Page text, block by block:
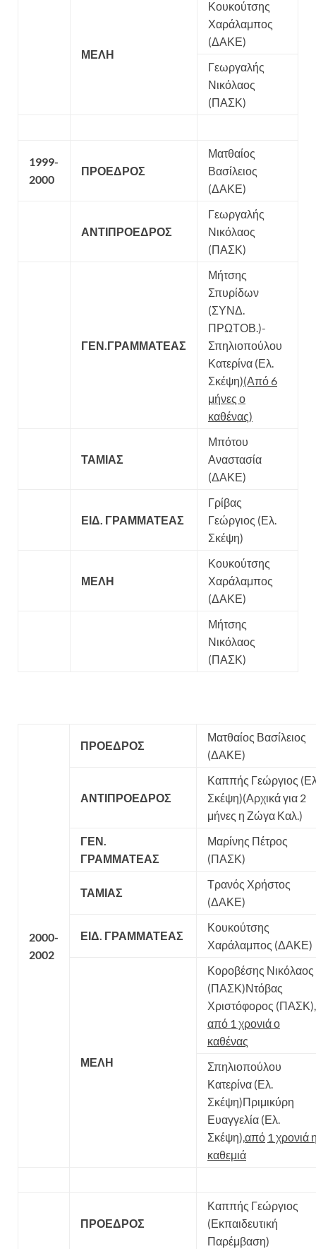
ΜΕΛΗ
Κουκούτσης
Χαράλαμπος
(ΔΑΚΕ)
Γεωργαλής
Νικόλαος
(ΠΑΣΚ)
1999-
2000
ΠΡΟΕΔΡΟΣ
Ματθαίος
Βασίλειος
(ΔΑΚΕ)
ΑΝΤΙΠΡΟΕΔΡΟΣ
Γεωργαλής
Νικόλαος
(ΠΑΣΚ)
ΓΕΝ.ΓΡΑΜΜΑΤΕΑΣ
Μήτσης
Σπυρίδων
(ΣΥΝΔ.
ΠΡΩΤΟΒ.)-
Σπηλιοπούλου
Κατερίνα (Ελ.
Σκέψη)(Από 6
μήνες ο
καθένας)
ΤΑΜΙΑΣ
Μπότου
Αναστασία
(ΔΑΚΕ)
ΕΙΔ. ΓΡΑΜΜΑΤΕΑΣ
Γρίβας
Γεώργιος (Ελ.
Σκέψη)
ΜΕΛΗ
Κουκούτσης
Χαράλαμπος
(ΔΑΚΕ)
Μήτσης
Νικόλαος
(ΠΑΣΚ)
2000-
2002
ΠΡΟΕΔΡΟΣ
Ματθαίος Βασίλειος
(ΔΑΚΕ)
ΑΝΤΙΠΡΟΕΔΡΟΣ
Καππής Γεώργιος
Σκέψη)(Αρχικά για 2
μήνες η Ζώγα Καλ.)
ΓΕΝ.
ΓΡΑΜΜΑΤΕΑΣ
Μαρίνης Πέτρος
(ΠΑΣΚ)
ΤΑΜΙΑΣ
Τρανός Χρήστος
(ΔΑΚΕ)
ΕΙΔ. ΓΡΑΜΜΑΤΕΑΣ
Κουκούτσης
Χαράλαμπος (ΔΑΚΕ)
ΜΕΛΗ
Κοροβέσης Νικόλαος
(ΠΑΣΚ)Ντόβας
Χριστόφορος (ΠΑΣΚ),
από 1 χρονιά ο
καθένας
Σπηλιοπούλου
Κατερίνα (Ελ.
Σκέψη)Πριμικύρη
Ευαγγελία (Ελ.
Σκέψη),από 1 χρονιά
καθεμιά
ΠΡΟΕΔΡΟΣ
Καππής Γεώργιος
(Εκπαιδευτική
Παρέμβαση)